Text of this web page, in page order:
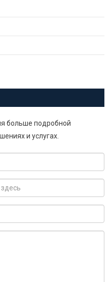
больше подробной
и услугах.